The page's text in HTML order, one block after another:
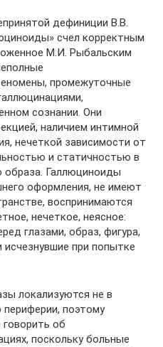
дефиниции В.В.
счел корректным
М.И. Рыбальским
промежуточные
сознании. Они
наличием интимной
нечеткой зависимости от
и статичностью в
образа. Галлюциноиды
оформления, не имеют
воспринимаются
нечеткое, неясное:
глазами, образ, фигура,
при попытке
локализуются не в
периферии, поэтому
об
поскольку больные